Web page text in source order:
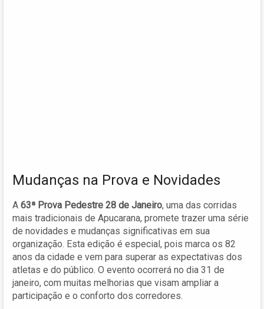
Mudanças na Prova e Novidades
A 63ª Prova Pedestre 28 de Janeiro, uma das corridas
mais tradicionais de Apucarana, promete trazer uma série
de novidades e mudanças significativas em sua
organização. Esta edição é especial, pois marca os 82
anos da cidade e vem para superar as expectativas dos
atletas e do público. O evento ocorrerá no dia 31 de
janeiro, com muitas melhorias que visam ampliar a
participação e o conforto dos corredores.